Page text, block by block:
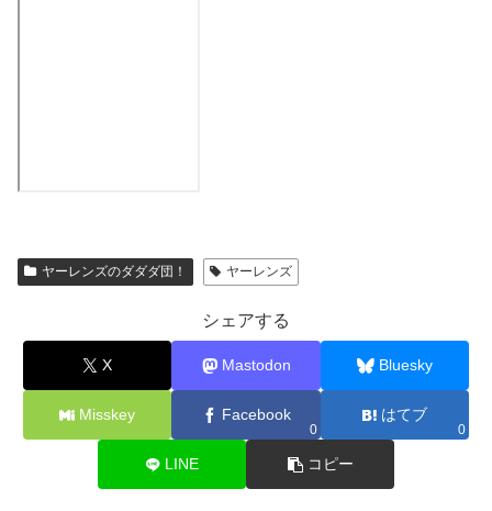
ヤーレンズのダダダ団！ ヤーレンズ
シェアする
X Mastodon Bluesky
Misskey Facebook
0
はてブ
0
LINE コピー